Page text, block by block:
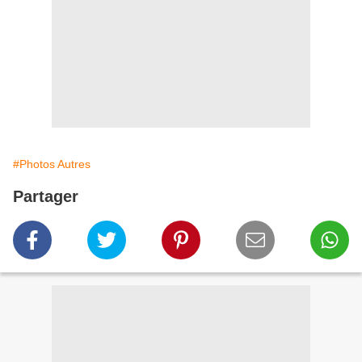
#Photos Autres
Partager